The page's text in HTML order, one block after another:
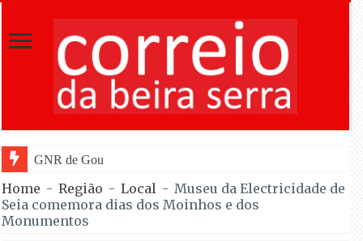
GNR de Gouveia desmantelou alegada
Home - Região - Local - Museu da Electricidade de
Seia comemora dias dos Moinhos e dos
Monumentos